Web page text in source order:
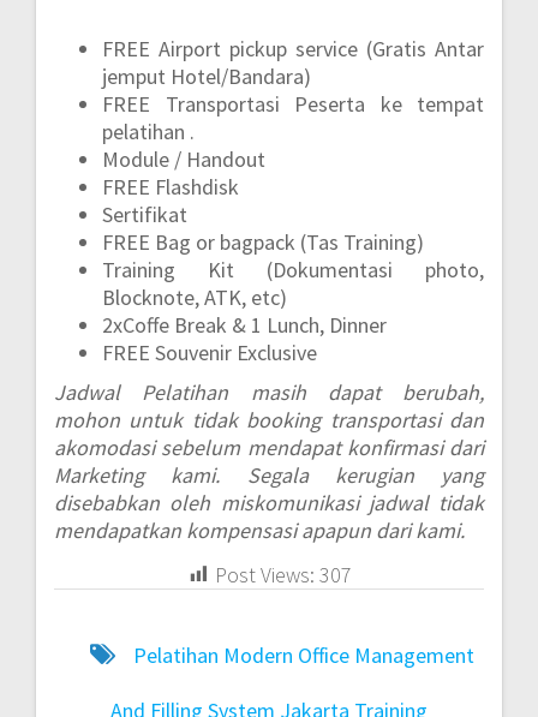
FREE Airport pickup service (Gratis Antar
jemput Hotel/Bandara)
FREE Transportasi Peserta ke tempat
pelatihan .
Module / Handout
FREE Flashdisk
Sertifikat
FREE Bag or bagpack (Tas Training)
Training Kit (Dokumentasi photo,
Blocknote, ATK, etc)
2xCoffe Break & 1 Lunch, Dinner
FREE Souvenir Exclusive
Jadwal Pelatihan masih dapat berubah,
mohon untuk tidak booking transportasi dan
akomodasi sebelum mendapat konfirmasi dari
Marketing kami. Segala kerugian yang
disebabkan oleh miskomunikasi jadwal tidak
mendapatkan kompensasi apapun dari kami.
Post Views: 307
Pelatihan Modern Office Management
And Filling System Jakarta Training